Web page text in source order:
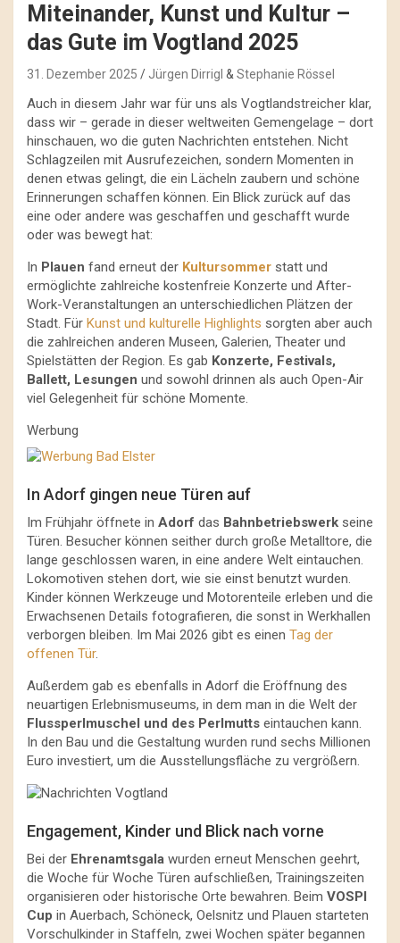
Miteinander, Kunst und Kultur –
das Gute im Vogtland 2025
31. Dezember 2025 Jürgen Dirrigl &Stephanie Rössel
Auch in diesem Jahr war für uns als Vogtlandstreicher klar,
dass wir – gerade in dieser weltweiten Gemengelage – dort
hinschauen, wo die guten Nachrichten entstehen. Nicht
Schlagzeilen mit Ausrufezeichen, sondern Momenten in
denen etwas gelingt, die ein Lächeln zaubern und schöne
Erinnerungen schaffen können. Ein Blick zurück auf das
eine oder andere was geschaffen und geschafft wurde
oder was bewegt hat:
In Plauen fand erneut der Kultursommer statt und
ermöglichte zahlreiche kostenfreie Konzerte und After-
Work-Veranstaltungen an unterschiedlichen Plätzen der
Stadt. Für Kunst und kulturelle Highlights sorgten aber auch
die zahlreichen anderen Museen, Galerien, Theater und
Spielstätten der Region. Es gab Konzerte, Festivals,
Ballett, Lesungen und sowohl drinnen als auch Open-Air
viel Gelegenheit für schöne Momente.
Werbung
In Adorf gingen neue Türen auf
Im Frühjahr öffnete in Adorf das Bahnbetriebswerk seine
Türen. Besucher können seither durch große Metalltore, die
lange geschlossen waren, in eine andere Welt eintauchen.
Lokomotiven stehen dort, wie sie einst benutzt wurden.
Kinder können Werkzeuge und Motorenteile erleben und die
Erwachsenen Details fotografieren, die sonst in Werkhallen
verborgen bleiben. Im Mai 2026 gibt es einen Tag der
offenen Tür.
Außerdem gab es ebenfalls in Adorf die Eröffnung des
neuartigen Erlebnismuseums, in dem man in die Welt der
Flussperlmuschel und des Perlmutts eintauchen kann.
In den Bau und die Gestaltung wurden rund sechs Millionen
Euro investiert, um die Ausstellungsfläche zu vergrößern.
Engagement, Kinder und Blick nach vorne
Bei der Ehrenamtsgala wurden erneut Menschen geehrt,
die Woche für Woche Türen aufschließen, Trainingszeiten
organisieren oder historische Orte bewahren. Beim VOSPI
Cup in Auerbach, Schöneck, Oelsnitz und Plauen starteten
Vorschulkinder in Staffeln, zwei Wochen später begannen